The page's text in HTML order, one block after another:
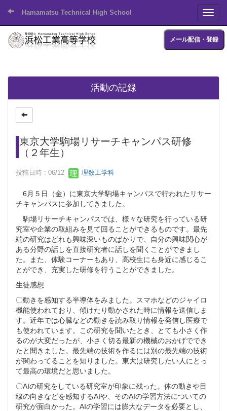
Hamamatsu Technical High School
メール配信・登録
活動の記録
東京大学駒場リサーチキャンパス研修
（２年生）
投稿日時 : 06/12 理数工学科
6月５日（金）に東京大学駒場キャンパスで行われたリサー
チキャンパスに参加してきました。
駒場リサーチキャンパスでは、様々な研究を行っている研
究室や企業の取組みを見て回ることができるものです。最先
端の研究はどれも興味深いものばかりで、自分の興味関心が
ある分野の話しを直接研究者に話しを聞くことができまし
た。また、体験コーナーもあり、高校生にも身近に感じるこ
とができ、充実した研修を行うことができました。
生徒感想
〇動きを感知する半導体をみました。スマホなどのジャイロ
機能使われており、傾けたり動かされた時に情報を送信しま
す。近年では心臓などの動きを読み取り情報を発信し医療で
も使われています。この研究を聞いたとき、とても小さく作
るのが大変だったが、小さく切る最新の機械のおかげででき
たと聞きました。最先端の技術を作るには別の最先端の技術
が関わってることを知りました。東大は研究したい人にとっ
て最高の環境だと思いました。
〇AIの研究をしている研究室が印象に残った。体の動きや目
線の向きなどを感知するAIや、そのAIの学習方法についての
研究が面白かった。AIの学習には膨大なデータを必要とし、